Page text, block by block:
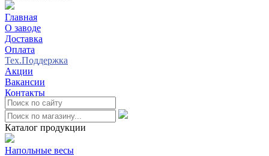
Главная
О заводе
Доставка
Оплата
Тех.Поддержка
Акции
Вакансии
Контакты
Каталог продукции
Напольные весы
0